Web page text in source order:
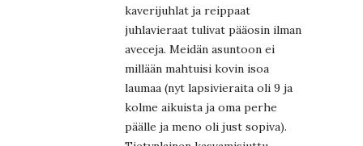
kaverijuhlat ja reippaat
juhlavieraat tulivat pääosin ilman
aveceja. Meidän asuntoon ei
millään mahtuisi kovin isoa
laumaa (nyt lapsivieraita oli 9 ja
kolme aikuista ja oma perhe
päälle ja meno oli just sopiva).